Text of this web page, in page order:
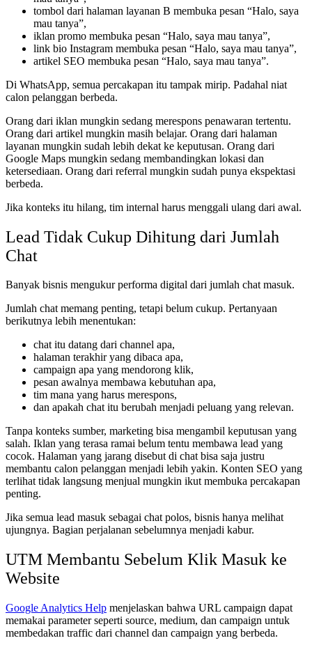
tombol dari halaman layanan B membuka pesan “Halo, saya
mau tanya”,
iklan promo membuka pesan “Halo, saya mau tanya”,
link bio Instagram membuka pesan “Halo, saya mau tanya”,
artikel SEO membuka pesan “Halo, saya mau tanya”.
Di WhatsApp, semua percakapan itu tampak mirip. Padahal niat
calon pelanggan berbeda.
Orang dari iklan mungkin sedang merespons penawaran tertentu.
Orang dari artikel mungkin masih belajar. Orang dari halaman
layanan mungkin sudah lebih dekat ke keputusan. Orang dari
Google Maps mungkin sedang membandingkan lokasi dan
ketersediaan. Orang dari referral mungkin sudah punya ekspektasi
berbeda.
Jika konteks itu hilang, tim internal harus menggali ulang dari awal.
Lead Tidak Cukup Dihitung dari Jumlah
Chat
Banyak bisnis mengukur performa digital dari jumlah chat masuk.
Jumlah chat memang penting, tetapi belum cukup. Pertanyaan
berikutnya lebih menentukan:
chat itu datang dari channel apa,
halaman terakhir yang dibaca apa,
campaign apa yang mendorong klik,
pesan awalnya membawa kebutuhan apa,
tim mana yang harus merespons,
dan apakah chat itu berubah menjadi peluang yang relevan.
Tanpa konteks sumber, marketing bisa mengambil keputusan yang
salah. Iklan yang terasa ramai belum tentu membawa lead yang
cocok. Halaman yang jarang disebut di chat bisa saja justru
membantu calon pelanggan menjadi lebih yakin. Konten SEO yang
terlihat tidak langsung menjual mungkin ikut membuka percakapan
penting.
Jika semua lead masuk sebagai chat polos, bisnis hanya melihat
ujungnya. Bagian perjalanan sebelumnya menjadi kabur.
UTM Membantu Sebelum Klik Masuk ke
Website
Google Analytics Help menjelaskan bahwa URL campaign dapat
memakai parameter seperti source, medium, dan campaign untuk
membedakan traffic dari channel dan campaign yang berbeda.